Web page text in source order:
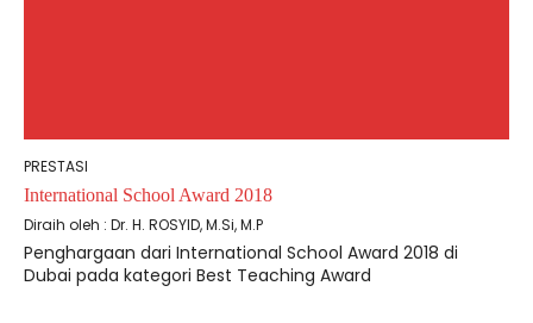
PRESTASI
International School Award 2018
Diraih oleh : Dr. H. ROSYID, M.Si, M.P
Penghargaan dari International School Award 2018 di
Dubai pada kategori Best Teaching Award